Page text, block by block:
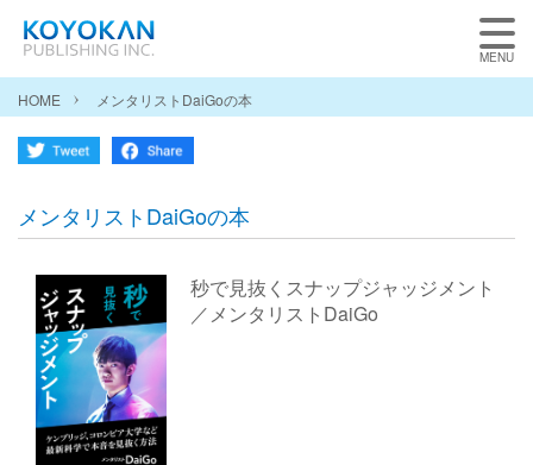
HOME メンタリストDaiGoの本
メンタリストDaiGoの本
秒で見抜くスナップジャッジメント
／メンタリストDaiGo